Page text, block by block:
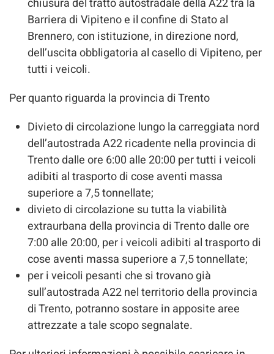
chiusura del tratto autostradale della A22 tra la
Barriera di Vipiteno e il confine di Stato al
Brennero, con istituzione, in direzione nord,
dell’uscita obbligatoria al casello di Vipiteno, per
tutti i veicoli.
Per quanto riguarda la provincia di Trento
Divieto di circolazione lungo la carreggiata nord
dell’autostrada A22 ricadente nella provincia di
Trento dalle ore 6:00 alle 20:00 per tutti i veicoli
adibiti al trasporto di cose aventi massa
superiore a 7,5 tonnellate;
divieto di circolazione su tutta la viabilità
extraurbana della provincia di Trento dalle ore
7:00 alle 20:00, per i veicoli adibiti al trasporto di
cose aventi massa superiore a 7,5 tonnellate;
per i veicoli pesanti che si trovano già
sull’autostrada A22 nel territorio della provincia
di Trento, potranno sostare in apposite aree
attrezzate a tale scopo segnalate.